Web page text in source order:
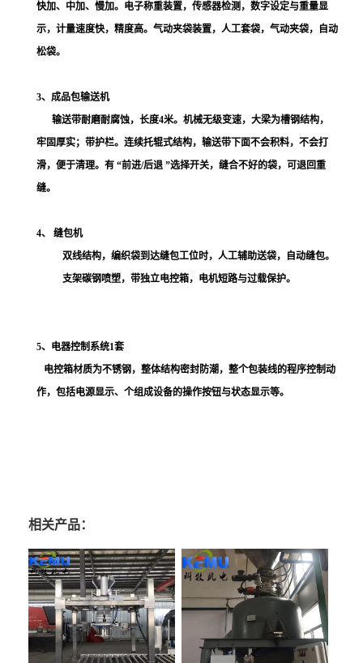
快加、中加、慢加。电子称重装置，传感器检测，数字设定与重量显
示，计量速度快，精度高。气动夹袋装置，人工套袋，气动夹袋，自动
松袋。
3、成品包输送机
输送带耐磨耐腐蚀，长度4米。机械无级变速，大梁为槽钢结构，
牢固厚实；带护栏。连续托辊式结构，输送带下面不会积料，不会打
滑，便于清理。有 “前进/后退 ”选择开关，缝合不好的袋，可退回重
缝。
4、 缝包机
双线结构，编织袋到达缝包工位时，人工辅助送袋，自动缝包。
支架碳钢喷塑，带独立电控箱，电机短路与过载保护。
5、电器控制系统1套
电控箱材质为不锈钢，整体结构密封防潮，整个包装线的程序控制动
作，包括电源显示、个组成设备的操作按钮与状态显示等。
相关产品：